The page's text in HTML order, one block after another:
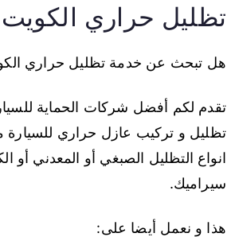
تظليل حراري الكويت
هل تبحث عن خدمة تظليل حراري
تقدم لكم أفضل شركات الحماية
تظليل و تركيب عازل حراري للسيارة
انواع التظليل الصبغي أو المعدني أو
سيراميك.
هذا و نعمل أيضا على: